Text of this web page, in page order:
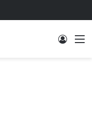
Log In